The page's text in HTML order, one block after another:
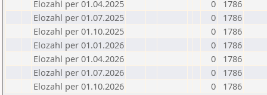
Elozahl per 01.04.2025
0
1786
Elozahl per 01.07.2025
0
1786
Elozahl per 01.10.2025
0
1786
Elozahl per 01.01.2026
0
1786
Elozahl per 01.04.2026
0
1786
Elozahl per 01.07.2026
0
1786
Elozahl per 01.10.2026
0 1786